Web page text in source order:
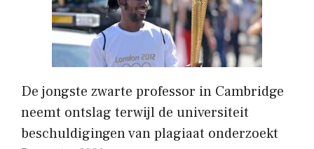
De jongste zwarte professor in Cambridge
neemt ontslag terwijl de universiteit
beschuldigingen van plagiaat onderzoekt